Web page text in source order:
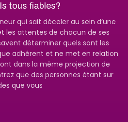
tous fiables?
qui sait déceler au sein d’une
les attentes de chacun de ses
déterminer quels sont les
adhérent et ne met en relation
dans la même projection de
que des personnes étant sur
que vous